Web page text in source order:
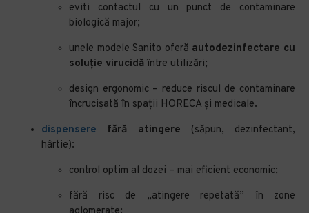
eviti contactul cu un punct de contaminare
biologică major;
unele modele Sanito oferă autodezinfectare cu
soluție virucidă între utilizări;
design ergonomic – reduce riscul de contaminare
încrucișată în spații HORECA și medicale.
dispensere fără atingere (săpun, dezinfectant,
hârtie):
control optim al dozei – mai eficient economic;
fără risc de „atingere repetată” în zone